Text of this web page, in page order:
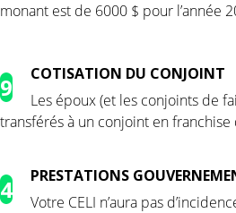
monant est de 6000 $ pour l’année
9
COTISATION DU CONJOINT
Les époux (et les conjoints de
transférés à un conjoint en franchise
4
PRESTATIONS
Votre CELI n’aura pas